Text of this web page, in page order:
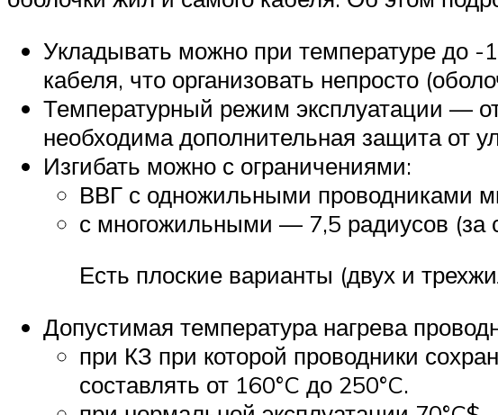
Укладывать можно при температуре до -
кабеля, что организовать непросто
Температурный режим эксплуатации —
необходима дополнительная защита от
Изгибать можно с ограничениями:
ВВГ с одножильными проводниками
с многожильными — 7,5 радиусов (за
Есть плоские варианты (двух и
Допустимая температура нагрева
при КЗ при которой проводники
составлять от 160°C до 250°C.